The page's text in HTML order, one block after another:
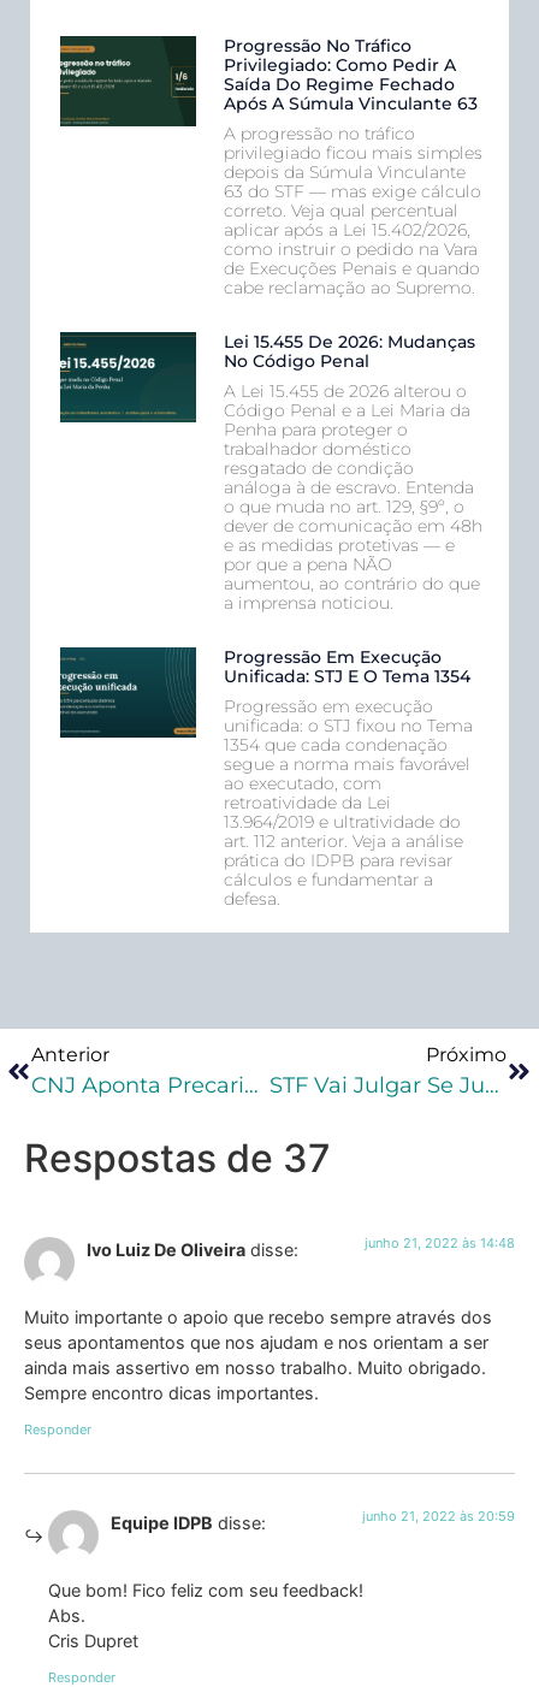
Progressão No Tráfico
Privilegiado: Como Pedir A
Saída Do Regime Fechado
Após A Súmula Vinculante 63
A progressão no tráfico
privilegiado ficou mais simples
depois da Súmula Vinculante
63 do STF — mas exige cálculo
correto. Veja qual percentual
aplicar após a Lei 15.402/2026,
como instruir o pedido na Vara
de Execuções Penais e quando
cabe reclamação ao Supremo.
Lei 15.455 De 2026: Mudanças
No Código Penal
A Lei 15.455 de 2026 alterou o
Código Penal e a Lei Maria da
Penha para proteger o
trabalhador doméstico
resgatado de condição
análoga à de escravo. Entenda
o que muda no art. 129, §9º, o
dever de comunicação em 48h
e as medidas protetivas — e
por que a pena NÃO
aumentou, ao contrário do que
a imprensa noticiou.
Progressão Em Execução
Unificada: STJ E O Tema 1354
Progressão em execução
unificada: o STJ fixou no Tema
1354 que cada condenação
segue a norma mais favorável
ao executado, com
retroatividade da Lei
13.964/2019 e ultratividade do
art. 112 anterior. Veja a análise
prática do IDPB para revisar
cálculos e fundamentar a
defesa.
Anterior
CNJ Aponta Precariedade Dos Conselhos Comunitários De Execução Penal
Próximo
STF Vai Julgar Se Justiça Militar Pode Decretar Perda De Posto, Patente Ou Graduação Por Qualquer Tipo De Crime
Respostas de 37
Ivo Luiz De Oliveira disse: junho 21, 2022 às 14:48
Muito importante o apoio que recebo sempre através dos
seus apontamentos que nos ajudam e nos orientam a ser
ainda mais assertivo em nosso trabalho. Muito obrigado.
Sempre encontro dicas importantes.
Responder
Equipe IDPB disse: junho 21, 2022 às 20:59
Que bom! Fico feliz com seu feedback!
Abs.
Cris Dupret
Responder